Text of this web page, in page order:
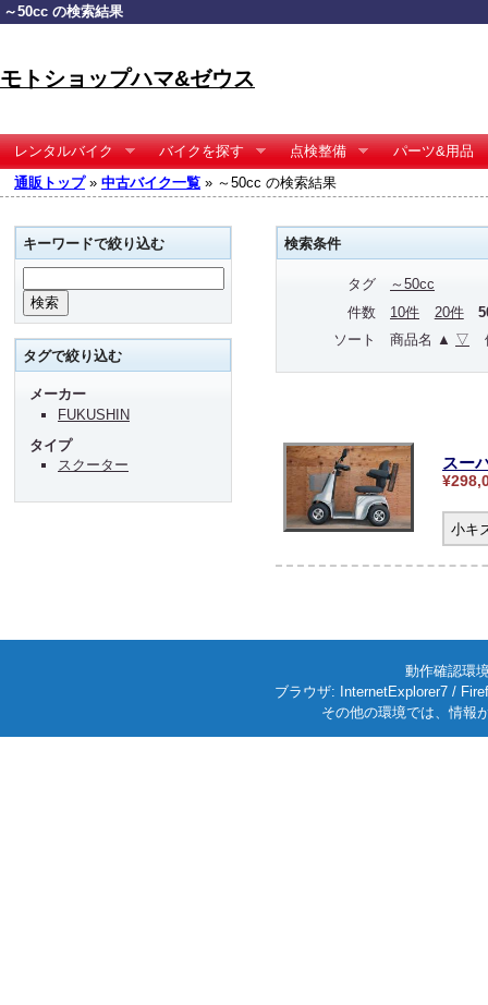
～50cc の検索結果
モトショップハマ&ゼウス
レンタルバイク バイクを探す 点検整備
パーツ&用品
通販トップ» 中古バイク一覧 » ～50cc の検索結果
検索条件
タグ
～50cc
件数
10件 20件
ソート
商品名 ▲ ▽
スー
小キ
キーワードで絞り込む
タグで絞り込む
メーカー
FUKUSHIN
タイプ
スクーター
動作確認環
ブラウザ: InternetExplorer7 /
その他の環境では、情報